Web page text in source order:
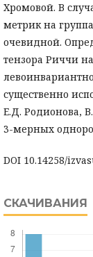
Хромовой. В
метрик на
очевидной.
тензора Риччи
существенно
Е.Д. Родионова,
3-мерных
DOI 10.14258/
СКАЧИВАНИЯ